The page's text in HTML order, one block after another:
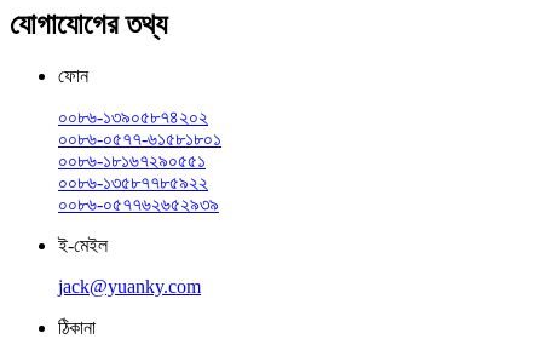
যোগাযোগের তথ্য
ফোন
০০৮৬-১৩৯০৫৮৭৪২০২
০০৮৬-০৫৭৭-৬১৫৮১৮০১
০০৮৬-১৮১৬৭২৯০৫৫১
০০৮৬-১৩৫৮৭৭৮৫৯২২
০০৮৬-০৫৭৭৬২৬৫২৯৩৯
ই-মেইল
jack@yuanky.com
ঠিকানা